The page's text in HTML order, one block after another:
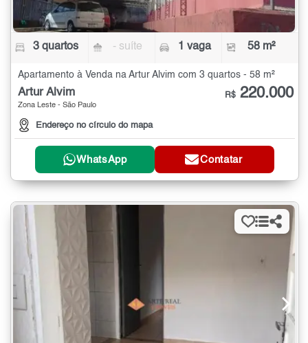
3 quartos - suíte 1 vaga 58 m²
Apartamento à Venda na Artur Alvim com 3 quartos - 58 m²
Artur Alvim
Zona Leste - São Paulo
Endereço no círculo do mapa
R$ 220.000
WhatsApp Contatar